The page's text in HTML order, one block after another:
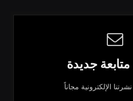
جديدة
الإلكترونية مجاناً